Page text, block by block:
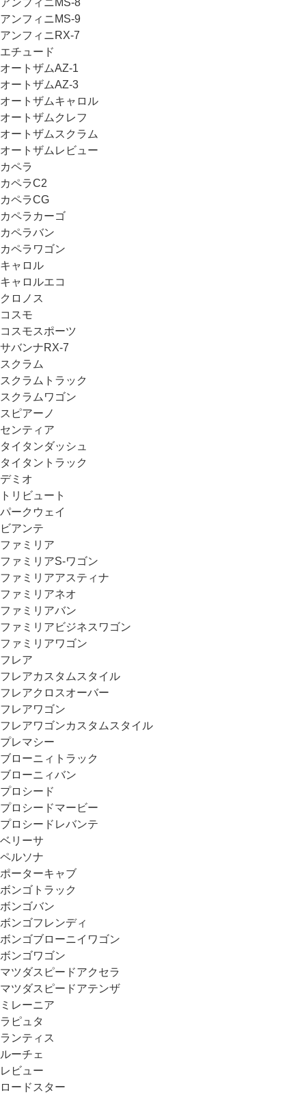
アンフィニMS-9
アンフィニRX-7
エチュード
オートザムAZ-1
オートザムAZ-3
オートザムキャロル
オートザムクレフ
オートザムスクラム
オートザムレビュー
カペラ
カペラC2
カペラCG
カペラカーゴ
カペラバン
カペラワゴン
キャロル
キャロルエコ
クロノス
コスモ
コスモスポーツ
サバンナRX-7
スクラム
スクラムトラック
スクラムワゴン
スピアーノ
センティア
タイタンダッシュ
タイタントラック
デミオ
トリビュート
パークウェイ
ビアンテ
ファミリア
ファミリアS-ワゴン
ファミリアアスティナ
ファミリアネオ
ファミリアバン
ファミリアビジネスワゴン
ファミリアワゴン
フレア
フレアカスタムスタイル
フレアクロスオーバー
フレアワゴン
フレアワゴンカスタムスタイル
プレマシー
ブローニィトラック
ブローニィバン
プロシード
プロシードマービー
プロシードレバンテ
ベリーサ
ペルソナ
ポーターキャブ
ボンゴトラック
ボンゴバン
ボンゴフレンディ
ボンゴブローニイワゴン
ボンゴワゴン
マツダスピードアクセラ
マツダスピードアテンザ
ミレーニア
ラピュタ
ランティス
ルーチェ
レビュー
ロードスター